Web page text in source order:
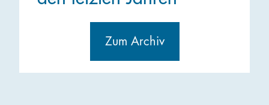
Zum Archiv